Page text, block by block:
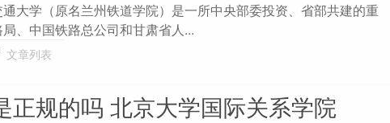
大学（原名兰州铁道学院）是一所中央部委投资、省部共建的重
、中国铁路总公司和甘肃省人...
文章列表
正规的吗 北京大学国际关系学院